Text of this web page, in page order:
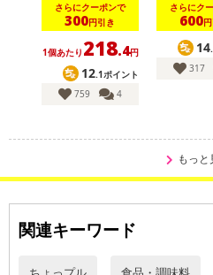
さらにクーポンで
300円引き
1個あたり 218.4円
12.1ポイント
759
4
さらにク
600
14
317
もっと
関連キーワード